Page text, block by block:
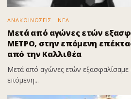
ΑΝΑΚΟΙΝΩΣΕΙΣ - ΝΕΑ
Μετά από αγώνες ετών
ΜΕΤΡΟ, στην επόμενη
από την Καλλιθέα
Μετά από αγώνες ετών
επόμενη...